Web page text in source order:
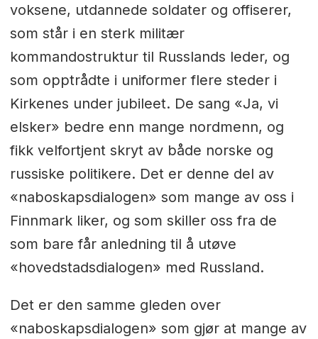
voksene, utdannede soldater og offiserer,
som står i en sterk militær
kommandostruktur til Russlands leder, og
som opptrådte i uniformer flere steder i
Kirkenes under jubileet. De sang «Ja, vi
elsker» bedre enn mange nordmenn, og
fikk velfortjent skryt av både norske og
russiske politikere. Det er denne del av
«naboskapsdialogen» som mange av oss i
Finnmark liker, og som skiller oss fra de
som bare får anledning til å utøve
«hovedstadsdialogen» med Russland.
Det er den samme gleden over
«naboskapsdialogen» som gjør at mange av